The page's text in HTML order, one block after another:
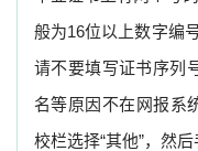
般为16位以上数字编
请不要填写证书序列
名等原因不在网报系
校栏选择“其他”，然